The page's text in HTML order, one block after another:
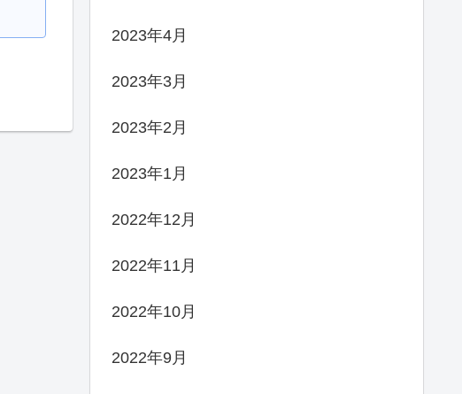
2023年4月
2023年3月
2023年2月
2023年1月
2022年12月
2022年11月
2022年10月
2022年9月